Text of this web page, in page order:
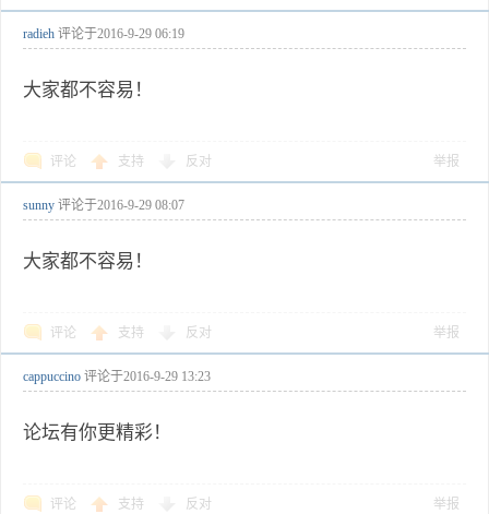
radieh 评论于2016-9-29 06:19
大家都不容易！
评论 支持 反对 举报
sunny 评论于2016-9-29 08:07
大家都不容易！
评论 支持 反对 举报
cappuccino 评论于2016-9-29 13:23
论坛有你更精彩！
评论 支持 反对 举报